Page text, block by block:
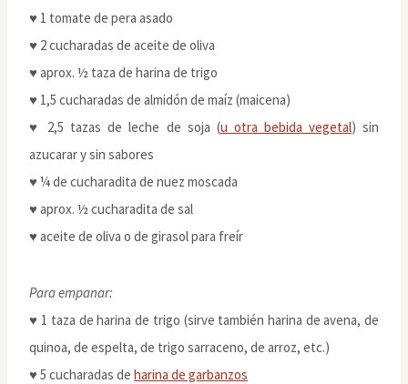
♥ 1 tomate de pera asado
♥ 2 cucharadas de aceite de oliva
♥ aprox. ½ taza de harina de trigo
♥ 1,5 cucharadas de almidón de maíz (maicena)
♥ 2,5 tazas de leche de soja (u otra bebida vegetal) sin
azucarar y sin sabores
♥ ¼ de cucharadita de nuez moscada
♥ aprox. ½ cucharadita de sal
♥ aceite de oliva o de girasol para freír
Para empanar:
♥ 1 taza de harina de trigo (sirve también harina de avena, de
quinoa, de espelta, de trigo sarraceno, de arroz, etc.)
♥ 5 cucharadas de harina de garbanzos